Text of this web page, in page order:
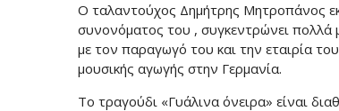
Ο ταλαντούχος Δημήτρης Μητροπάνος
συνονόματος του , συγκεντρώνει πολλά
με τον παραγωγό του και την εταιρία
μουσικής αγωγής στην Γερμανία.
Το τραγούδι «Γυάλινα όνειρα» είναι